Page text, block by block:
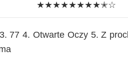
★★★★★★★★✭☆
77 4. Otwarte Oczy 5. Z